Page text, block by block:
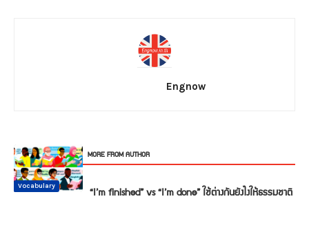
Engnow
RELATED ARTICLES MORE FROM AUTHOR
Conversation “I’m finished” vs “I’m done” ใช้ต่างกันยังไงให้ธรรมชาติ
Vocabulary
Vocabulary
Vocabulary
Vocabulary
Vocabulary